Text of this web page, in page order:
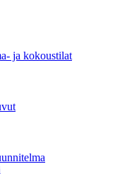
ja kokoustilat